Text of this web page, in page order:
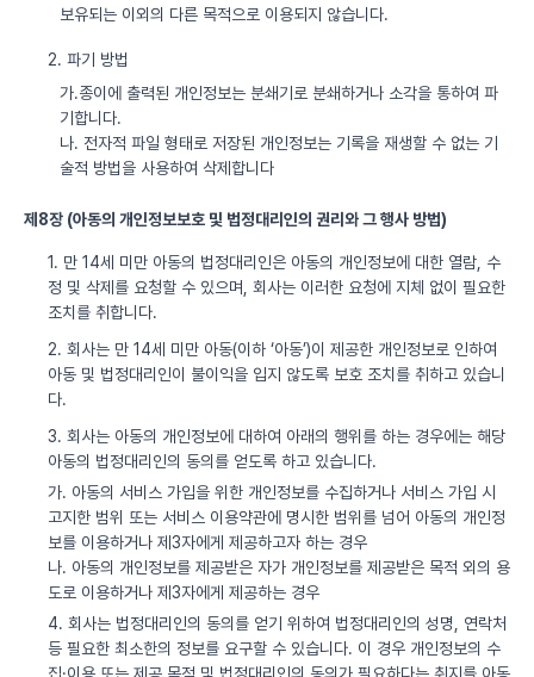
보유되는 이외의 다른 목적으로 이용되지 않습니다.
2. 파기 방법
가.종이에 출력된 개인정보는 분쇄기로 분쇄하거나 소각을 통하여 파
기합니다.
나. 전자적 파일 형태로 저장된 개인정보는 기록을 재생할 수 없는 기
술적 방법을 사용하여 삭제합니다
제8장 (아동의 개인정보보호 및 법정대리인의 권리와 그 행사 방법)
1. 만 14세 미만 아동의 법정대리인은 아동의 개인정보에 대한 열람, 수
정 및 삭제를 요청할 수 있으며, 회사는 이러한 요청에 지체 없이 필요한
조치를 취합니다.
2. 회사는 만 14세 미만 아동(이하 ‘아동’)이 제공한 개인정보로 인하여
아동 및 법정대리인이 불이익을 입지 않도록 보호 조치를 취하고 있습니
다.
3. 회사는 아동의 개인정보에 대하여 아래의 행위를 하는 경우에는 해당
아동의 법정대리인의 동의를 얻도록 하고 있습니다.
가. 아동의 서비스 가입을 위한 개인정보를 수집하거나 서비스 가입 시
고지한 범위 또는 서비스 이용약관에 명시한 범위를 넘어 아동의 개인정
보를 이용하거나 제3자에게 제공하고자 하는 경우
나. 아동의 개인정보를 제공받은 자가 개인정보를 제공받은 목적 외의 용
도로 이용하거나 제3자에게 제공하는 경우
4. 회사는 법정대리인의 동의를 얻기 위하여 법정대리인의 성명, 연락처
등 필요한 최소한의 정보를 요구할 수 있습니다. 이 경우 개인정보의 수